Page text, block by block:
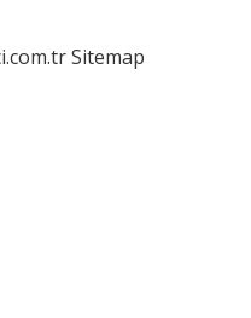
Sitemap